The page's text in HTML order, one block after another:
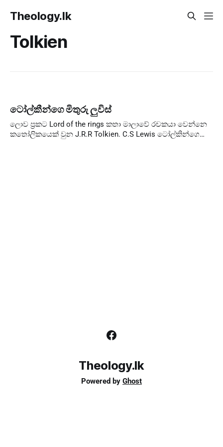
Theology.lk
Tolkien
ටෝල්කීන්ගෙ මිතුරු ලුවිස්
ලොව ප්‍රකට Lord of the rings කතා මාලාවේ රචකයා වෙන්නෙ
කතෝලිකයෙක් වුන J.R.R Tolkien. C.S Lewis ටෝල්කින්ගෙ
Theology.lk
Powered by Ghost